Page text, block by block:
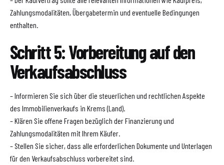
Zahlungsmodalitäten, Übergabetermin und eventuelle Bedingungen
enthalten.
Schritt 5: Vorbereitung auf den
Verkaufsabschluss
– Informieren Sie sich über die steuerlichen und rechtlichen Aspekte
des Immobilienverkaufs in Krems (Land).
– Klären Sie offene Fragen bezüglich der Finanzierung und
Zahlungsmodalitäten mit Ihrem Käufer.
– Stellen Sie sicher, dass alle erforderlichen Dokumente und Unterlagen
für den Verkaufsabschluss vorbereitet sind.